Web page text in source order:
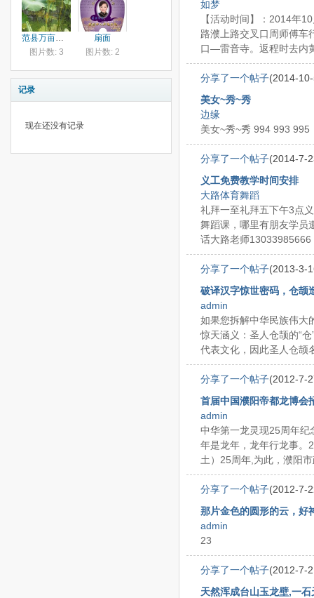
范县万亩荷花节
图片数: 3
扇面
图片数: 2
记录
现在还没有记录
如梦
【活动时间】：2014年
路濮上路交叉口周师傅
口—雷音寺。返程时去内
分享了一个帖子(2014-
美女~秀~秀
边缘
美女~秀~秀 994 993 995
分享了一个帖子(2014-7-
义工免费教学时间安排
大路体育舞蹈
礼拜一至礼拜五下午3点
舞蹈课，哪里有朋友学员
话大路老师13033985666
分享了一个帖子(2013-3-
破译汉字惊世密码，仓颉
admin
如果您拆解中华民族伟大
惊天涵义：圣人仓颉的“仓
代表文化，因此圣人仓颉
分享了一个帖子(2012-7-
首届中国濮阳帝都龙博会
admin
中华第一龙灵现25周年
年是龙年，龙年行龙事。
土）25周年,为此，濮阳
分享了一个帖子(2012-7-
那片金色的圆形的云，好
admin
23
分享了一个帖子(2012-7-
天然浑成台山玉龙壁,一